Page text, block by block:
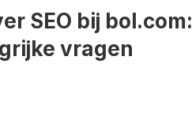
SEO bij bol.com:
vragen